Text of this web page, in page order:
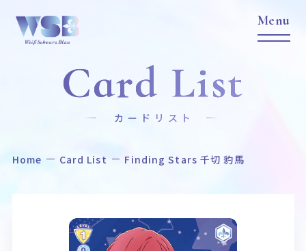
Home News
作品タイトル 商品情報
Card List
カードリスト
Home Card List Finding Stars 千切 豹馬